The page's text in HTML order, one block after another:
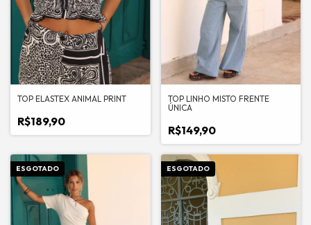
TOP ELASTEX ANIMAL PRINT
R$189,90
TOP LINHO MISTO FRENTE
ÚNICA
R$149,90
ESGOTADO ESGOTADO